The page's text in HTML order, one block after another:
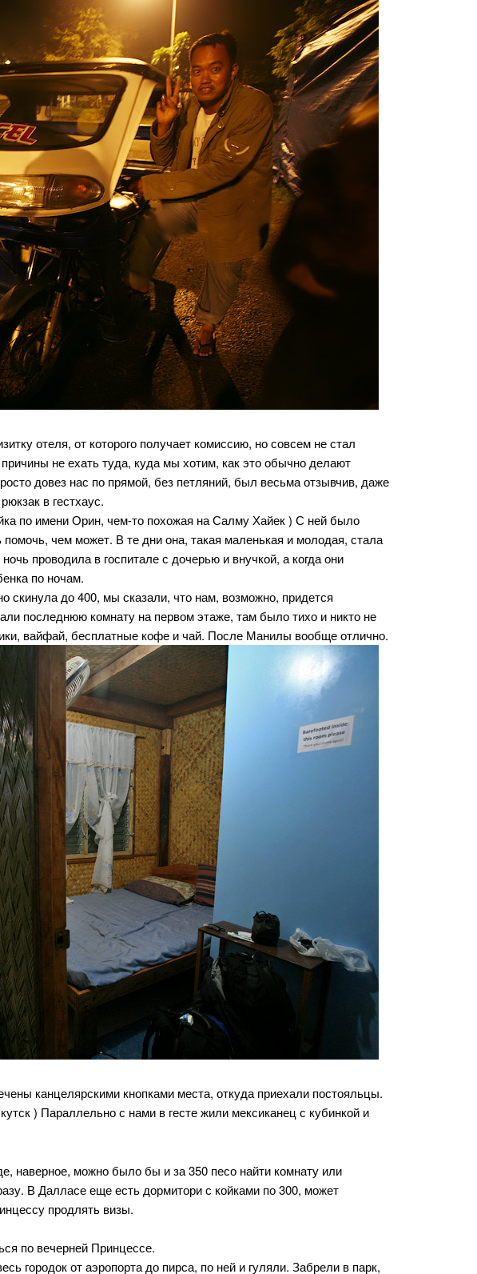
отеля, от которого получает комиссию, но совсем не стал
не ехать туда, куда мы хотим, как это обычно делают
довез нас по прямой, без петляний, был весьма отзывчив, даже
в гестхаус.
по имени Орин, чем-то похожая на Салму Хайек ) С ней было
помочь, чем может. В те дни она, такая маленькая и молодая, стала
проводила в госпитале с дочерью и внучкой, а когда они
по ночам.
скинула до 400, мы сказали, что нам, возможно, придется
последнюю комнату на первом этаже, там было тихо и никто не
вайфай, бесплатные кофе и чай. После Манилы вообще отлично.
канцелярскими кнопками места, откуда приехали постояльцы.
) Параллельно с нами в гесте жили мексиканец с кубинкой и
наверное, можно было бы и за 350 песо найти комнату или
В Далласе еще есть дормитори с койками по 300, может
продлять визы.
по вечерней Принцессе.
городок от аэропорта до пирса, по ней и гуляли. Забрели в парк,